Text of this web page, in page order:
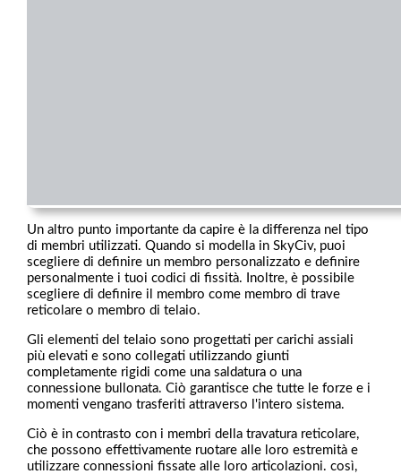
Un altro punto importante da capire è la differenza nel tipo
di membri utilizzati. Quando si modella in SkyCiv, puoi
scegliere di definire un membro personalizzato e definire
personalmente i tuoi codici di fissità. Inoltre, è possibile
scegliere di definire il membro come membro di trave
reticolare o membro di telaio.
Gli elementi del telaio sono progettati per carichi assiali
più elevati e sono collegati utilizzando giunti
completamente rigidi come una saldatura o una
connessione bullonata. Ciò garantisce che tutte le forze e i
momenti vengano trasferiti attraverso l'intero sistema.
Ciò è in contrasto con i membri della travatura reticolare,
che possono effettivamente ruotare alle loro estremità e
utilizzare connessioni fissate alle loro articolazioni. così,